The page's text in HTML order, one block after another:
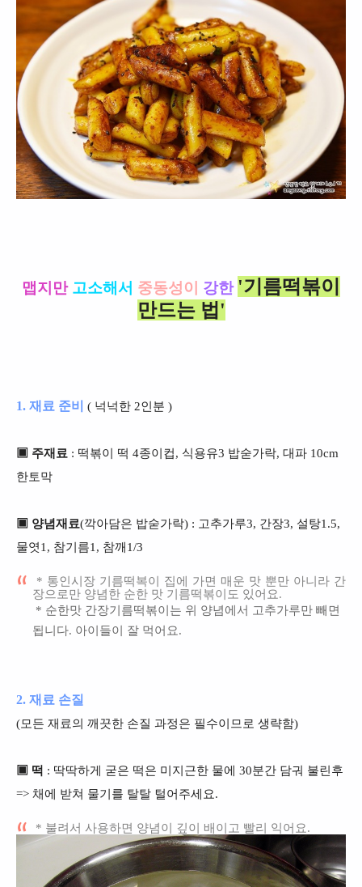
맵지만 고소해서 중동성이 강한 '기름떡볶이
만드는 법'
1. 재료 준비 ( 넉넉한 2인분 )
▣ 주재료 : 떡볶이 떡 4종이컵, 식용유3 밥숟가락, 대파 10cm
한토막
▣ 양념재료(깍아담은 밥숟가락) : 고추가루3, 간장3, 설탕1.5,
물엿1, 참기름1, 참깨1/3
* 통인시장 기름떡복이 집에 가면 매운 맛 뿐만 아니라 간
장으로만 양념한 순한 맛 기름떡볶이도 있어요.
* 순한맛 간장기름떡볶이는 위 양념에서 고추가루만 빼면
됩니다. 아이들이 잘 먹어요.
2. 재료 손질
(모든 재료의 깨끗한 손질 과정은 필수이므로 생략함)
▣ 떡 : 딱딱하게 굳은 떡은 미지근한 물에 30분간 담궈 불린후
=> 채에 받쳐 물기를 탈탈 털어주세요.
* 불려서 사용하면 양념이 깊이 배이고 빨리 익어요.